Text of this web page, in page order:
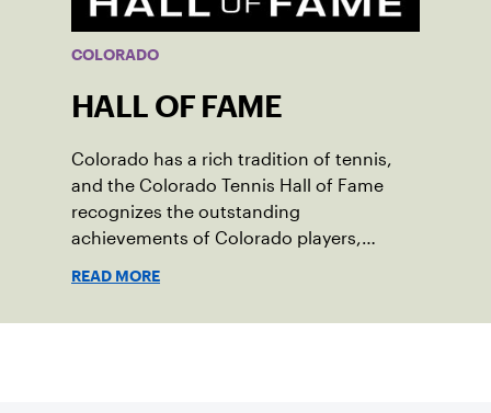
COLORADO
HALL OF FAME
Colorado has a rich tradition of tennis,
and the Colorado Tennis Hall of Fame
recognizes the outstanding
achievements of Colorado players,
READ MORE